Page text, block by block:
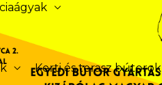
Kerti és terasz bútorok